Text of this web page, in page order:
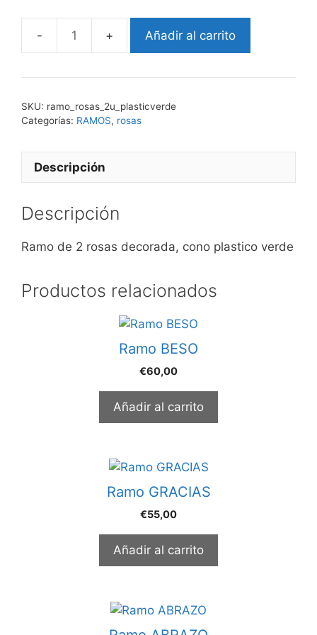
ROSA
verde
Añadir al carrito
SKU: ramo_rosas_2u_plasticverde
Categorías: RAMOS, rosas
Descripción
Descripción
Ramo de 2 rosas decorada, cono plastico verde
Productos relacionados
Ramo BESO
€60,00
Añadir al carrito
Ramo GRACIAS
€55,00
Añadir al carrito